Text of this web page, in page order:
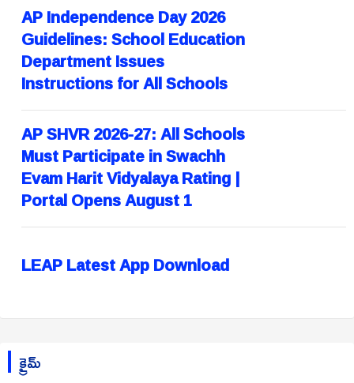
AP Independence Day 2026
Guidelines: School Education
Department Issues
Instructions for All Schools
AP SHVR 2026-27: All Schools
Must Participate in Swachh
Evam Harit Vidyalaya Rating |
Portal Opens August 1
LEAP Latest App Download
క్రైమ్